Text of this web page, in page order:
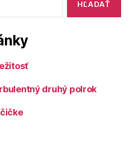
druhý polrok